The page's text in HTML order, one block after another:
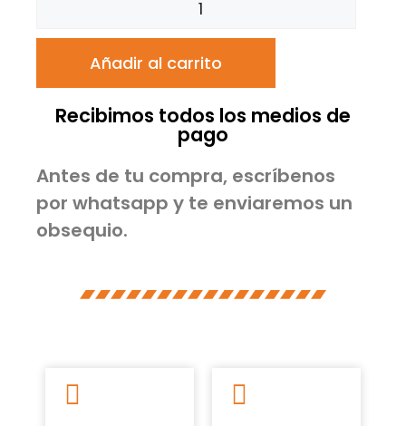
Añadir al carrito
Recibimos todos los medios de
pago
Antes de tu compra, escríbenos
por whatsapp y te enviaremos un
obsequio.